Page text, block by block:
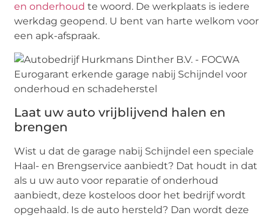
en onderhoud te woord. De werkplaats is iedere
werkdag geopend. U bent van harte welkom voor
een apk-afspraak.
Laat uw auto vrijblijvend halen en
brengen
Wist u dat de garage nabij Schijndel een speciale
Haal- en Brengservice aanbiedt? Dat houdt in dat
als u uw auto voor reparatie of onderhoud
aanbiedt, deze kosteloos door het bedrijf wordt
opgehaald. Is de auto hersteld? Dan wordt deze